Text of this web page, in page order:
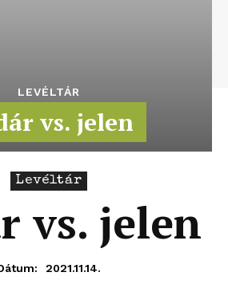
LEVÉLTÁR
vs. jelen
Levéltár
vs. jelen
2021.11.14.